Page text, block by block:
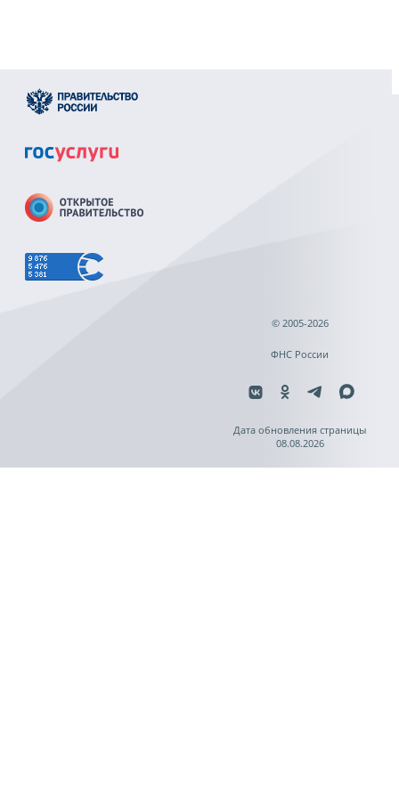
© 2005-2026
ФНС России
Дата обновления страницы
08.08.2026